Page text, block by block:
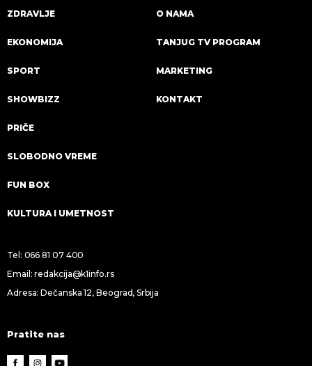
ZDRAVLJE
EKONOMIJA
SPORT
SHOWBIZZ
PRIČE
SLOBODNO VREME
FUN BOX
KULTURA I UMETNOST
O NAMA
TANJUG TV PROGRAM
MARKETING
KONTAKT
Tel: 066 81 07 400
Email:redakcija@k1info.rs
Adresa: Dečanska 12, Beograd, Srbija
Pratite nas